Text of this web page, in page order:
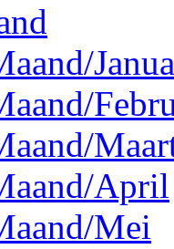
April
Mei